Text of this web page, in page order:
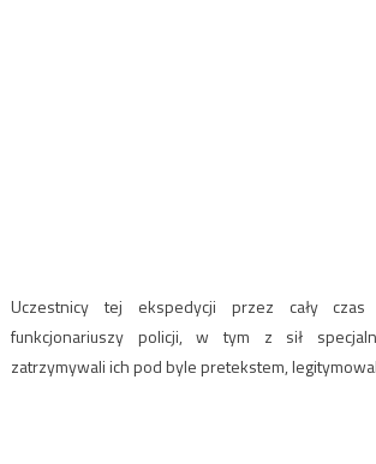
Uczestnicy tej ekspedycji przez cały
funkcjonariuszy policji, w tym z sił
zatrzymywali ich pod byle pretekstem,